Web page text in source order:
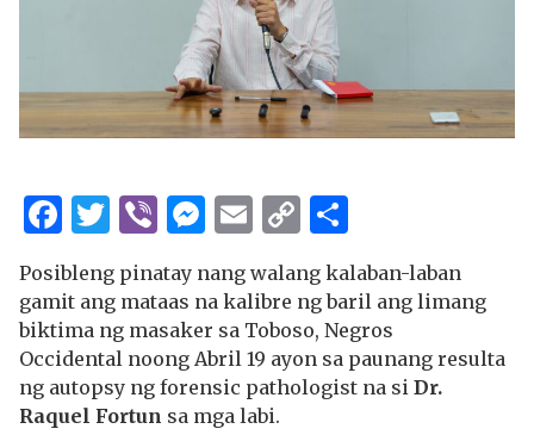
Facebook
Twitter
ViberMessenger
Email
Copy
Link
Posibleng pinatay nang walang kalaban-laban
gamit ang mataas na kalibre ng baril ang limang
biktima ng masaker sa Toboso, Negros
Occidental noong Abril 19 ayon sa paunang resulta
ng autopsy ng forensic pathologist na si Dr.
Raquel Fortun sa mga labi.